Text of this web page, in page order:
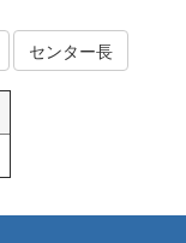
センター長